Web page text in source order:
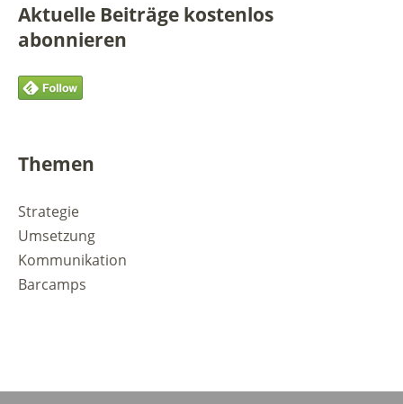
Aktuelle Beiträge kostenlos
abonnieren
Themen
Strategie
Umsetzung
Kommunikation
Barcamps